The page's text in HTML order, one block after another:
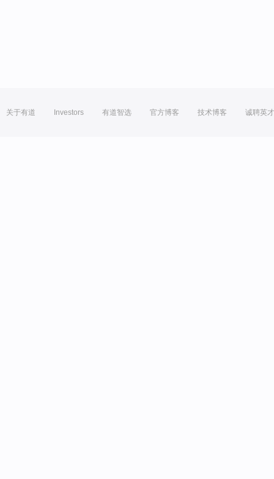
关于有道 Investors 有道智选 官方博客 技术博客 诚聘英才